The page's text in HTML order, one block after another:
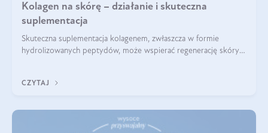
Kolagen na skórę – działanie i skuteczna
suplementacja
Skuteczna suplementacja kolagenem, zwłaszcza w formie
hydrolizowanych peptydów, może wspierać regenerację skóry i
CZYTAJ